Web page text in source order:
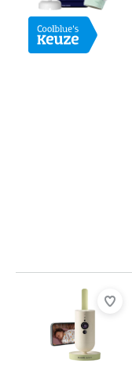
Beoordeling is 9,0 van